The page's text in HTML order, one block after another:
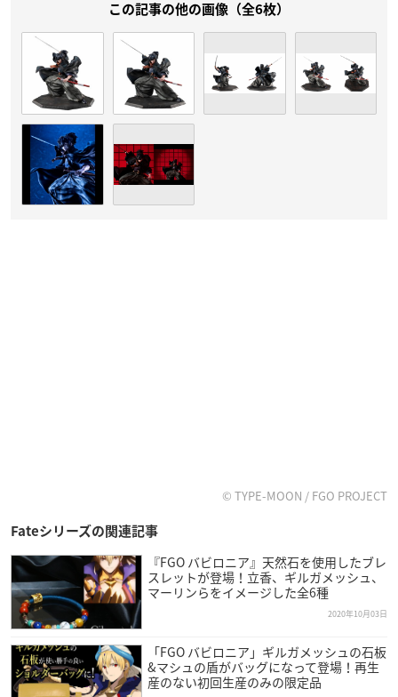
この記事の他の画像（全6枚）
© TYPE-MOON / FGO PROJECT
Fateシリーズの関連記事
『FGO バビロニア』天然石を使用したブレ
スレットが登場！立香、ギルガメッシュ、
マーリンらをイメージした全6種
2020年10月03日
「FGO バビロニア」ギルガメッシュの石板
&マシュの盾がバッグになって登場！再生
産のない初回生産のみの限定品